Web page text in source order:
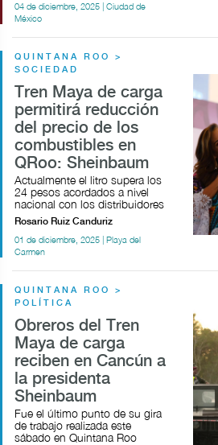
04 de diciembre, 2025 | Ciudad de
México
QUINTANA ROO >
SOCIEDAD
Tren Maya de carga
permitirá reducción
del precio de los
combustibles en
QRoo: Sheinbaum
Actualmente el litro supera los
24 pesos acordados a nivel
nacional con los distribuidores
Rosario Ruiz Canduriz
01 de diciembre, 2025 | Playa del
Carmen
QUINTANA ROO >
POLÍTICA
Obreros del Tren
Maya de carga
reciben en Cancún a
la presidenta
Sheinbaum
Fue el último punto de su gira
de trabajo realizada este
sábado en Quintana Roo